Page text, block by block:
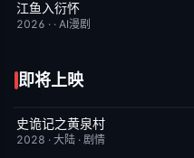
完结
江鱼入衍怀
2026 · · AI漫剧
即将上映
6月23日更新
史诡记之黄泉村
2028 · 大陆 · 剧情